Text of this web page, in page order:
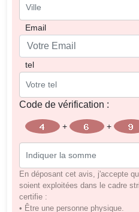
Email
tel
Code de vérification :
+ +
En déposant cet avis, j'accepte
soient exploitées dans le cadre
certifie :
• Être une personne physique.